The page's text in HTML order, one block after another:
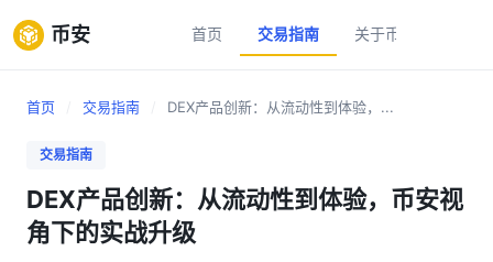
币安 首页 交易指南 关于币安
首页 交易指南 DEX产品创新：从流动性到体验，...
交易指南
DEX产品创新：从流动性到体验，币安视
角下的实战升级